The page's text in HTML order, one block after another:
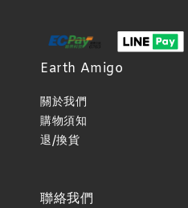
Earth Amigo
關於我們
購物須知
退/換貨
聯絡我們